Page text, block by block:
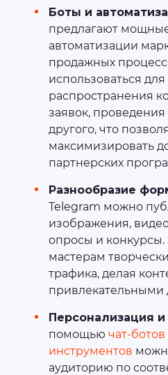
Боты и
предлагают
автоматизации
продажных
использоваться
распространения
заявок,
другого, что
максимизировать
партнерских
Разнообразие
Telegram можно
изображения,
опросы и конкурсы.
мастерам
трафика, делая
привлекательными
Персонализация
помощью чат-ботов
инструментов
аудиторию по